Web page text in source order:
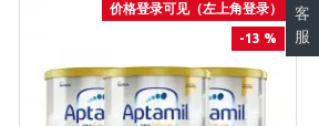
价格登录可见（左上角登录）
-13 %
客
服